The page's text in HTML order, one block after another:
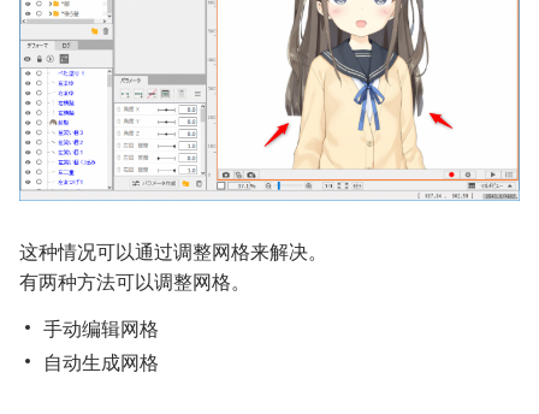
这种情况可以通过调整网格来解决。
有两种方法可以调整网格。
手动编辑网格
自动生成网格